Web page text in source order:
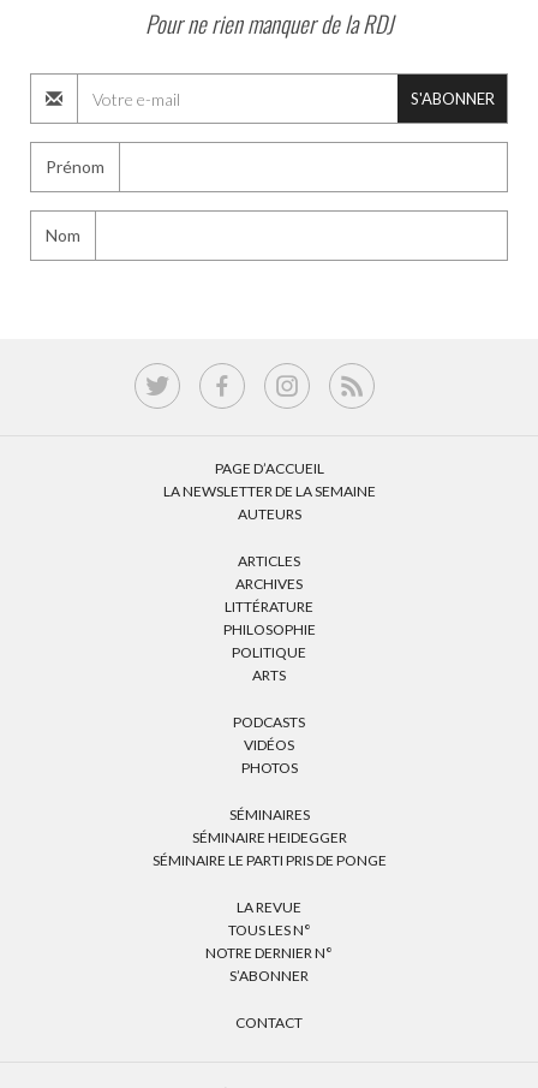
Pour ne rien manquer de la RDJ
S'ABONNER
Prénom
Nom
PAGE D’ACCUEIL
LA NEWSLETTER DE LA SEMAINE
AUTEURS
ARTICLES
ARCHIVES
LITTÉRATURE
PHILOSOPHIE
POLITIQUE
ARTS
PODCASTS
VIDÉOS
PHOTOS
SÉMINAIRES
SÉMINAIRE HEIDEGGER
SÉMINAIRE LE PARTI PRIS DE PONGE
LA REVUE
TOUS LES N°
NOTRE DERNIER N°
S’ABONNER
CONTACT